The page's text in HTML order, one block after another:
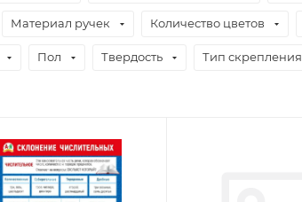
Материал ручек Количество цветов
Пол Твердость Тип скрепления